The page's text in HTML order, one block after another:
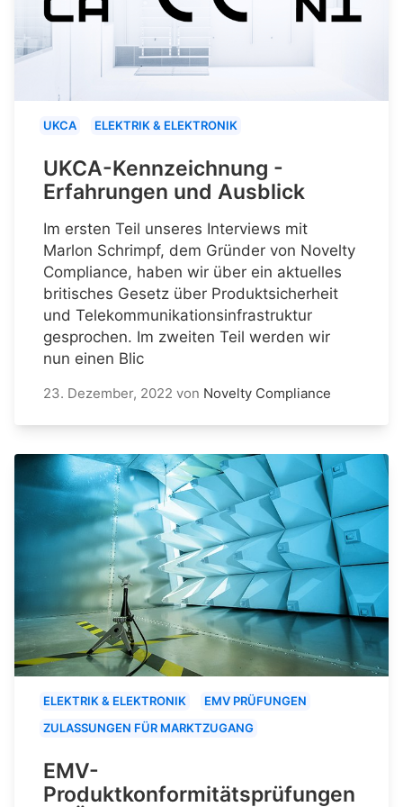
UKCA ELEKTRIK & ELEKTRONIK
UKCA-Kennzeichnung -
Erfahrungen und Ausblick
Im ersten Teil unseres Interviews mit
Marlon Schrimpf, dem Gründer von Novelty
Compliance, haben wir über ein aktuelles
britisches Gesetz über Produktsicherheit
und Telekommunikationsinfrastruktur
gesprochen. Im zweiten Teil werden wir
nun einen Blic
23. Dezember, 2022 von Novelty Compliance
ELEKTRIK & ELEKTRONIK
EMV PRÜFUNGEN
ZULASSUNGEN FÜR MARKTZUGANG
EMV-
Produktkonformitätsprüfungen